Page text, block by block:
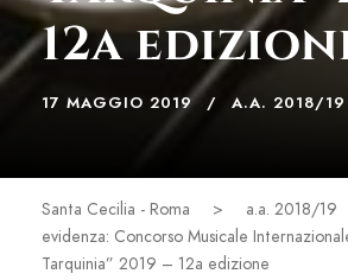
12a
17 MAGGIO 2019 A.A. 2018/19
Santa Cecilia - Roma > a.a. 2018/19
evidenza: Concorso Musicale
Tarquinia” 2019 – 12a edizione